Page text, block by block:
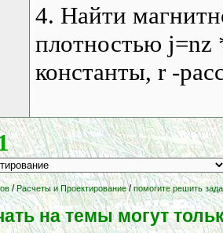
4. Найти
плотностью
константы, r -
/Расчеты и Проектирование/помогите решить
на темы могут